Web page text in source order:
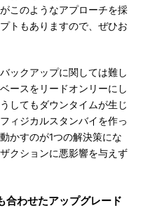
このようなアプローチを採
トもありますので、ぜひお
ックアップに関しては難し
ースをリードオンリーにし
してもダウンタイムが生じ
ィジカルスタンバイを作っ
かすのが1つの解決策にな
クションに悪影響を与えず
わせたアップグレード